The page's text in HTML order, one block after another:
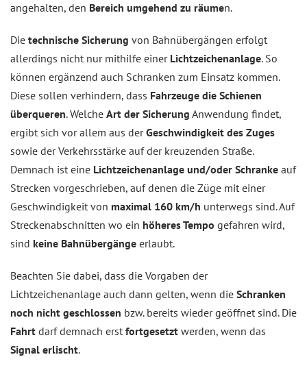
angehalten, den Bereich umgehend zu räumen.
Die technische Sicherung von Bahnübergängen erfolgt
allerdings nicht nur mithilfe einer Lichtzeichenanlage. So
können ergänzend auch Schranken zum Einsatz kommen.
Diese sollen verhindern, dass Fahrzeuge die Schienen
überqueren. Welche Art der Sicherung Anwendung findet,
ergibt sich vor allem aus derGeschwindigkeit des Zuges
sowie der Verkehrsstärke auf der kreuzenden Straße.
Demnach ist eine Lichtzeichenanlage und/oder Schranke auf
Strecken vorgeschrieben, auf denen die Züge mit einer
Geschwindigkeit von maximal 160 km/h unterwegs sind. Auf
Streckenabschnitten wo ein höheres Tempo gefahren wird,
sind keine Bahnübergänge erlaubt.
Beachten Sie dabei, dass die Vorgaben der
Lichtzeichenanlage auch dann gelten, wenn die Schranken
noch nicht geschlossen bzw. bereits wieder geöffnet sind. Die
Fahrt darf demnach erst fortgesetzt werden, wenn das
Signal erlischt.